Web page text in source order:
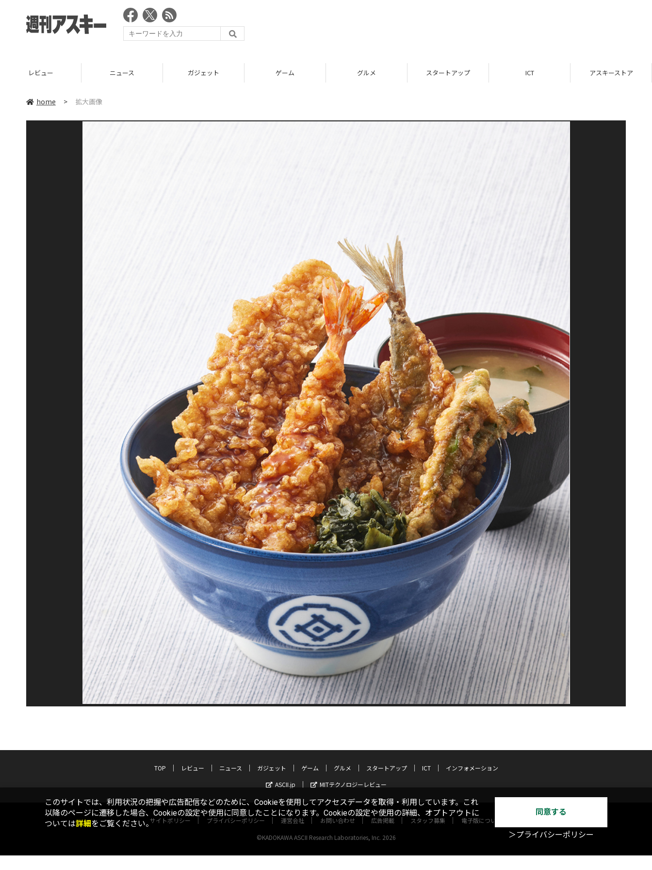
レビュー ニュース ガジェット ゲーム グルメ スタートアップ ICT アスキーストア
home > 拡大画像
TOP レビュー ニュース ガジェット ゲーム グルメ スタートアップ ICT
インフォメーション
ASCII.jp
MITテクノロジーレビュー
サイトポリシー プライバシーポリシー 運営会社 お問い合わせ 広告掲載 スタッフ募集 電子版について
©KADOKAWA ASCII Research Laboratories, Inc. 2026
このサイトでは、利用状況の把握や広告配信などのために、Cookieを使用してアクセスデータを取得・利用しています。これ
以降のページに遷移した場合、Cookieの設定や使用に同意したことになります。Cookieの設定や使用の詳細、オプトアウトに
ついては詳細をご覧ください。
同意する
＞プライバシーポリシー